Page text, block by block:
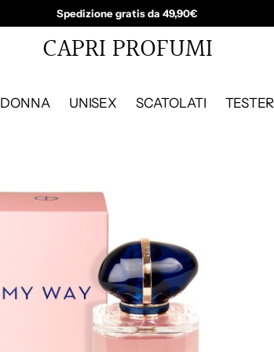
Spedizione gratis da 49,90€
CAPRI PROFUMI
DONNA UNISEX SCATOLATI TESTER